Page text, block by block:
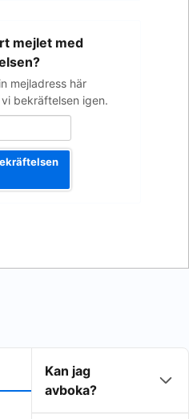
mejlet med
mejladress här
bekräftelsen igen.
Kan jag
avboka?